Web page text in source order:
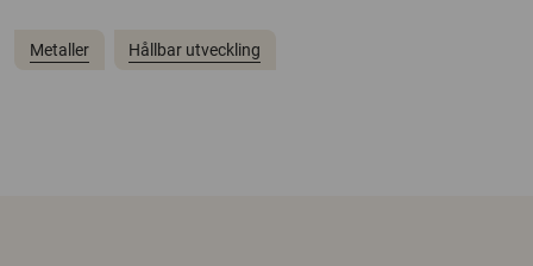
Metaller Hållbar utveckling